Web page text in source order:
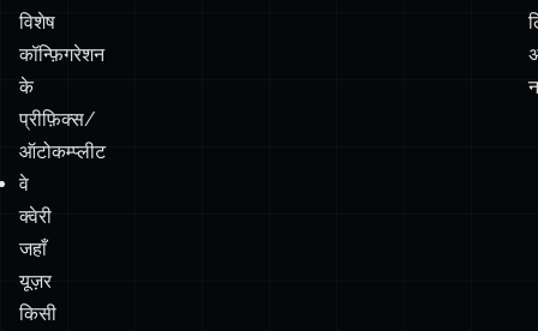
विशेष
कॉन्फ़िगरेशन
के
प्रीफ़िक्स/
ऑटोकम्प्लीट
वे
क्वेरी
जहाँ
यूज़र
किसी